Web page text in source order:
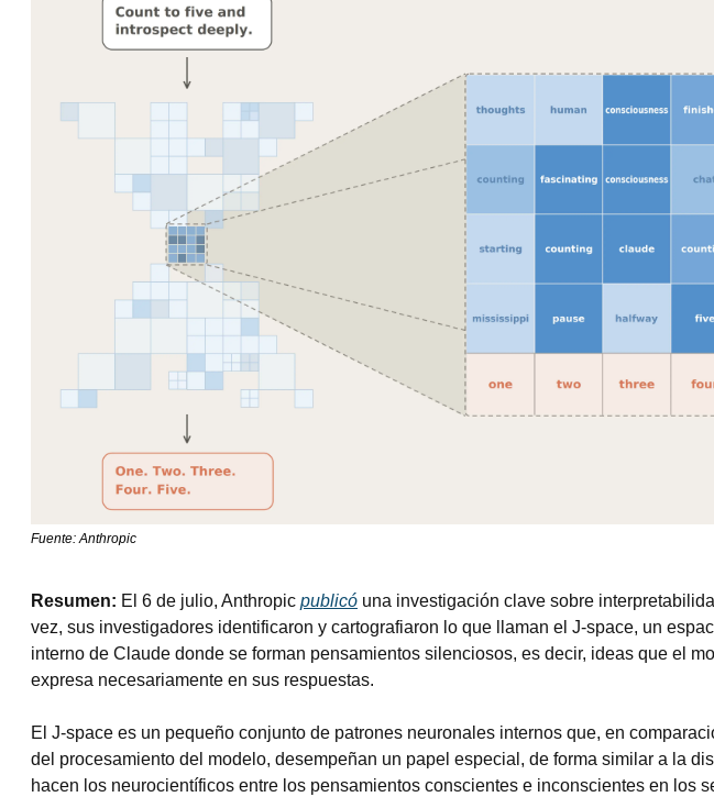
Fuente: Anthropic
Resumen: El 6 de julio, Anthropic publicó una investigación clave sobre
vez, sus investigadores identificaron y cartografiaron lo que llaman el J-space, un
interno de Claude donde se forman pensamientos silenciosos, es decir, ideas que el
expresa necesariamente en sus respuestas.
El J-space es un pequeño conjunto de patrones neuronales internos que, en
del procesamiento del modelo, desempeñan un papel especial, de forma similar a la
hacen los neurocientíficos entre los pensamientos conscientes e inconscientes en los